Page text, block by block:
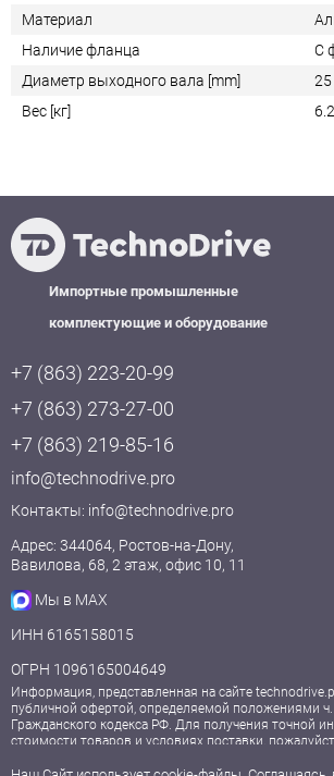
Материал
Наличие фланца
С
Диаметр выходного вала [mm]
25
Вес [кг]
6.2
Импортные промышленные
комплектующие и оборудование
+7 (863) 223-20-99
+7 (863) 273-27-00
+7 (863) 219-85-16
info@technodrive.pro
Контакты: info@technodrive.pro
Адрес: 344064, Ростов-на-Дону,
Вавилова, 68, 2 этаж, офис 10, 11
Мы в MAX
ИНН 6165158015
ОГРН 1096165004649
Информация, представленная на сайте
публичной офертой, определяемой положениями ч.
Гражданского кодекса РФ. Для получения точной
стоимости товаров и условиях поставки,